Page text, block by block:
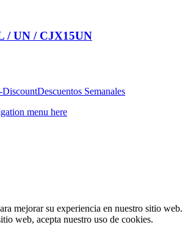
/ UN / CJX15UN
Descuentos Semanales
menu here
mejorar su experiencia en nuestro sitio web.
web, acepta nuestro uso de cookies.